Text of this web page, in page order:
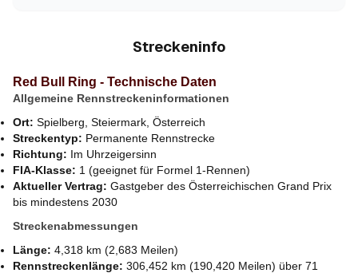
Streckeninfo
Red Bull Ring - Technische Daten
Allgemeine Rennstreckeninformationen
Ort: Spielberg, Steiermark, Österreich
Streckentyp: Permanente Rennstrecke
Richtung: Im Uhrzeigersinn
FIA-Klasse: 1 (geeignet für Formel 1-Rennen)
Aktueller Vertrag: Gastgeber des Österreichischen Grand Prix
bis mindestens 2030
Streckenabmessungen
Länge: 4,318 km (2,683 Meilen)
Rennstreckenlänge: 306,452 km (190,420 Meilen) über 71